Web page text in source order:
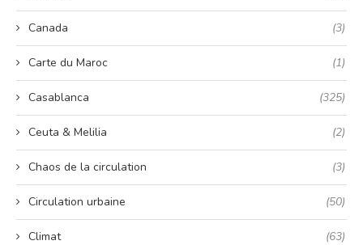
Canada (3)
Carte du Maroc (1)
Casablanca (325)
Ceuta & Melilia (2)
Chaos de la circulation (3)
Circulation urbaine (50)
Climat (63)